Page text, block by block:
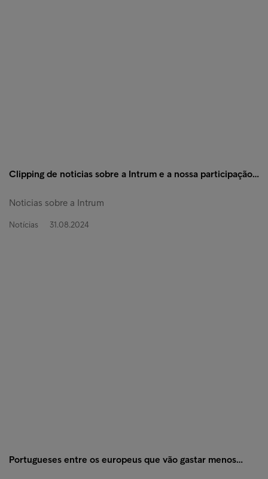
Clipping de noticias sobre a Intrum e a nossa participação…
Noticias sobre a Intrum
Notícias 31.08.2024
Portugueses entre os europeus que vão gastar menos…